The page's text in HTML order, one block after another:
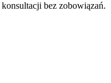
bez zobowiązań.